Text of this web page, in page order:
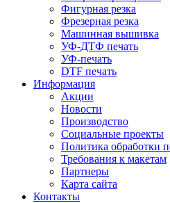
Фигурная резка
Фрезерная резка
Машинная вышивка
УФ-ДТФ печать
УФ-печать
DTF печать
Информация
Акции
Новости
Производство
Социальные проекты
Политика обработки
Требования к макетам
Партнеры
Карта сайта
Контакты